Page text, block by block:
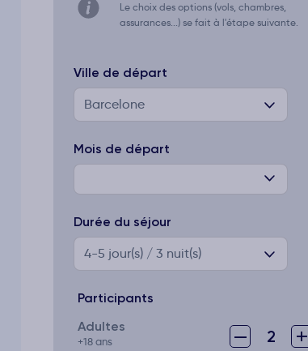
Le choix des options (vols, chambres,
assurances...) se fait à l'étape suivante.
Ville de départ
Barcelone
Mois de départ
Durée du séjour
4-5 jour(s) / 3 nuit(s)
Participants
Adultes
+18 ans – 2 +